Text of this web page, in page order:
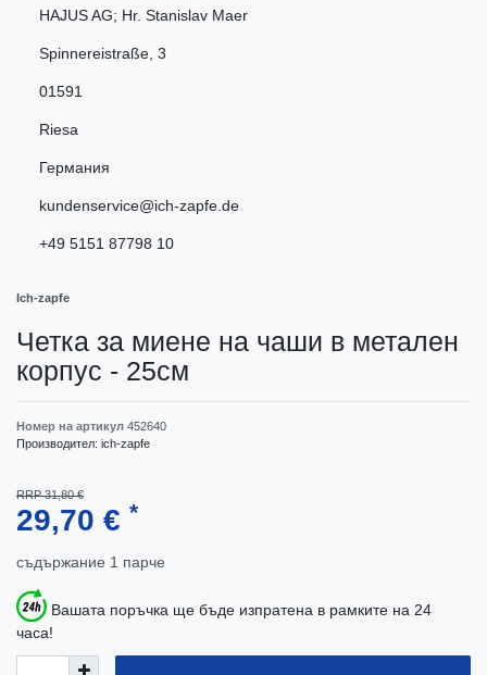
HAJUS AG; Hr. Stanislav Maer
Spinnereistraße 3
01591
Riesa
Германия
kundenservice@ich-zapfe.de
+49 5151 87798 10
Ich-zapfe
Четка за миене на чаши в метален
корпус - 25см
Номер на артикул 452640
Производител: ich-zapfe
RRP 31,80 €
29,70 € *
съдържание 1 парче
Вашата поръчка ще бъде изпратена в рамките на 24
часа!